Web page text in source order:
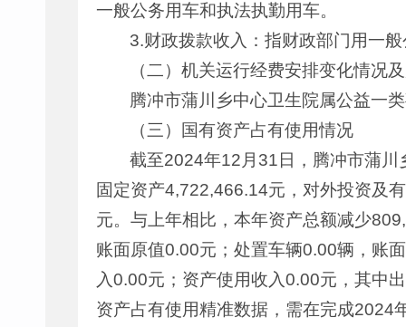
一般公务用车和执法执勤用车。
3.财政拨款收入：指财政部门用一
（二）机关运行经费安排变化情况
腾冲市蒲川乡中心卫生院属公益一
（三）国有资产占有使用情况
截至2024年12月31日，腾冲市蒲
固定资产4,722,466.14元，对外投资及
元。与上年相比，本年资产总额减少
账面原值0.00元；处置车辆0.00辆，账
入0.00元；资产使用收入0.00元，其中
资产占有使用精准数据，需在完成2024